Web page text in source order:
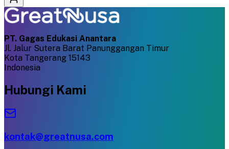
PT. Gagas Edukasi Anantara
Jl. Jalur Sutera Barat Panunggangan Timur
Kota Tangerang 15143
Indonesia
Hubungi Kami
kontak@greatnusa.com